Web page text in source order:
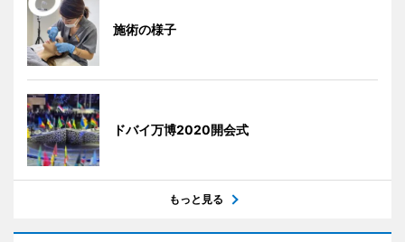
施術の様子
ドバイ万博2020開会式
もっと見る